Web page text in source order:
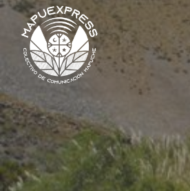
Skip
main
content